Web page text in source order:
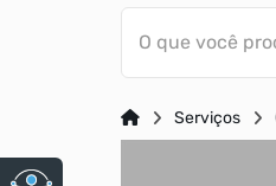
O que você
Serviços